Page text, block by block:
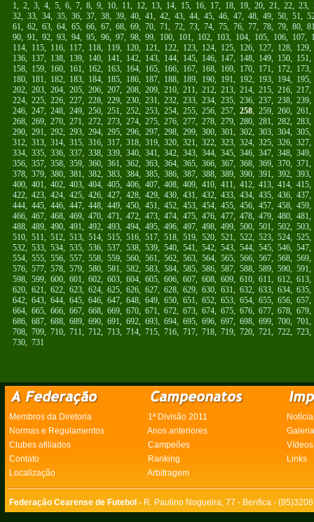
1, 2, 3, 4, 5, 6, 7, 8, 9, 10, 11, 12, 13, 14, 15, 16, 17, 18, 19, 20, 21, 22, 23,
32, 33, 34, 35, 36, 37, 38, 39, 40, 41, 42, 43, 44, 45, 46, 47, 48, 49, 50, 51,
61, 62, 63, 64, 65, 66, 67, 68, 69, 70, 71, 72, 73, 74, 75, 76, 77, 78, 79, 80,
90, 91, 92, 93, 94, 95, 96, 97, 98, 99, 100, 101, 102, 103, 104, 105, 106, 107,
114, 115, 116, 117, 118, 119, 120, 121, 122, 123, 124, 125, 126, 127, 128, 129
136, 137, 138, 139, 140, 141, 142, 143, 144, 145, 146, 147, 148, 149, 150, 151
158, 159, 160, 161, 162, 163, 164, 165, 166, 167, 168, 169, 170, 171, 172, 173
180, 181, 182, 183, 184, 185, 186, 187, 188, 189, 190, 191, 192, 193, 194, 195
202, 203, 204, 205, 206, 207, 208, 209, 210, 211, 212, 213, 214, 215, 216, 217
224, 225, 226, 227, 228, 229, 230, 231, 232, 233, 234, 235, 236, 237, 238, 239
246, 247, 248, 249, 250, 251, 252, 253, 254, 255, 256, 257, 258, 259, 260, 261
268, 269, 270, 271, 272, 273, 274, 275, 276, 277, 278, 279, 280, 281, 282, 283
290, 291, 292, 293, 294, 295, 296, 297, 298, 299, 300, 301, 302, 303, 304, 305
312, 313, 314, 315, 316, 317, 318, 319, 320, 321, 322, 323, 324, 325, 326, 327
334, 335, 336, 337, 338, 339, 340, 341, 342, 343, 344, 345, 346, 347, 348, 349
356, 357, 358, 359, 360, 361, 362, 363, 364, 365, 366, 367, 368, 369, 370, 371
378, 379, 380, 381, 382, 383, 384, 385, 386, 387, 388, 389, 390, 391, 392, 393
400, 401, 402, 403, 404, 405, 406, 407, 408, 409, 410, 411, 412, 413, 414, 415
422, 423, 424, 425, 426, 427, 428, 429, 430, 431, 432, 433, 434, 435, 436, 437
444, 445, 446, 447, 448, 449, 450, 451, 452, 453, 454, 455, 456, 457, 458, 459
466, 467, 468, 469, 470, 471, 472, 473, 474, 475, 476, 477, 478, 479, 480, 481
488, 489, 490, 491, 492, 493, 494, 495, 496, 497, 498, 499, 500, 501, 502, 503
510, 511, 512, 513, 514, 515, 516, 517, 518, 519, 520, 521, 522, 523, 524, 525
532, 533, 534, 535, 536, 537, 538, 539, 540, 541, 542, 543, 544, 545, 546, 547
554, 555, 556, 557, 558, 559, 560, 561, 562, 563, 564, 565, 566, 567, 568, 569
576, 577, 578, 579, 580, 581, 582, 583, 584, 585, 586, 587, 588, 589, 590, 591
598, 599, 600, 601, 602, 603, 604, 605, 606, 607, 608, 609, 610, 611, 612, 613
620, 621, 622, 623, 624, 625, 626, 627, 628, 629, 630, 631, 632, 633, 634, 635
642, 643, 644, 645, 646, 647, 648, 649, 650, 651, 652, 653, 654, 655, 656, 657
664, 665, 666, 667, 668, 669, 670, 671, 672, 673, 674, 675, 676, 677, 678, 679
686, 687, 688, 689, 690, 691, 692, 693, 694, 695, 696, 697, 698, 699, 700, 701
708, 709, 710, 711, 712, 713, 714, 715, 716, 717, 718, 719, 720, 721, 722, 723
730, 731
Membros da Diretoria 1ª Divisão 2011
Normas e Regulamentos
Anos anteriores
Clubes afiliados
Campeões
Vídeos
Contato
Ranking
Links
Localização
Arbitragem
Federação Cearense de Futebol - R. Paulino Nogueira, 77 - Benfica -